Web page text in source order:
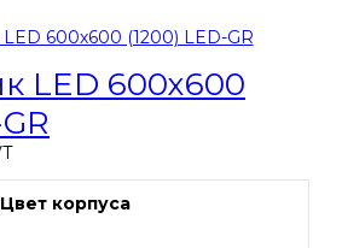
LED 600х600
Цвет корпуса